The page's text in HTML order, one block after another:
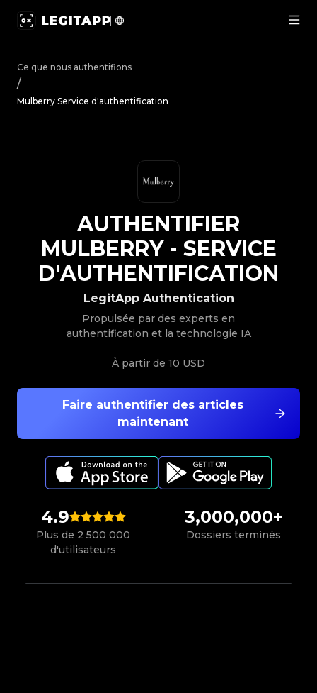
Ce que nous authentifions
/
Mulberry Service d'authentification
4.9
Plus de 2 500 000
d'utilisateurs
3,000,000+
Dossiers terminés
Faire authentifier des articles
maintenant
LegitApp Authentication
Propulsée par des experts en
authentification et la technologie IA
À partir de 10 USD
AUTHENTIFIER
MULBERRY- SERVICE
D'AUTHENTIFICATION